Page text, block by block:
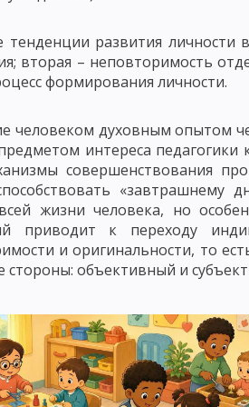
ОБРАЗОВАНИЕ КАК КАТЕГОРИЯ
И РУКОВОДСТВО
ПРИЗНАКИ УЧЕБНОГО ПРОЦЕССА
ПРОЦЕССА. ЦЕЛЕВОЙ КОМПОНЕНТ
СОДЕРЖАТЕЛЬНЫЙ
ФОРМИРОВАНИЕ ЗНАНИЙ И
ОБРАЗОВАТЕЛЬНАЯ ФУНКЦИЯ
ФУНКЦИЯ
КОНЦЕПЦИЯ ОБУЧЕНИЯ. ЛИНЕЙНОЕ
ОБУЧЕНИЕ ТЕОРИЯ
тенденции развития личности
вторая – неповторимость
формирования личности.
человеком духовным опытом
интереса педагогики
совершенствования
«завтрашнему
жизни человека, но
приводит к переходу
и оригинальности, то
стороны: объективный и